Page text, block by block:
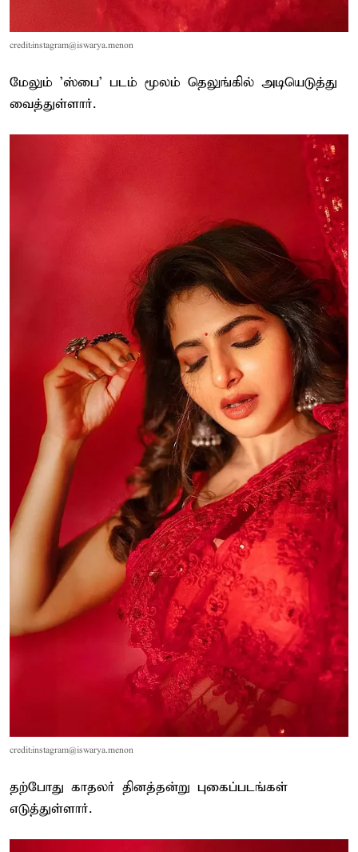
credit:instagram@iswarya.menon
மேலும் 'ஸ்பை' படம் மூலம் தெலுங்கில் அடியெடுத்து
வைத்துள்ளார்.
credit:instagram@iswarya.menon
தற்போது காதலர் தினத்தன்று புகைப்படங்கள்
எடுத்துள்ளார்.